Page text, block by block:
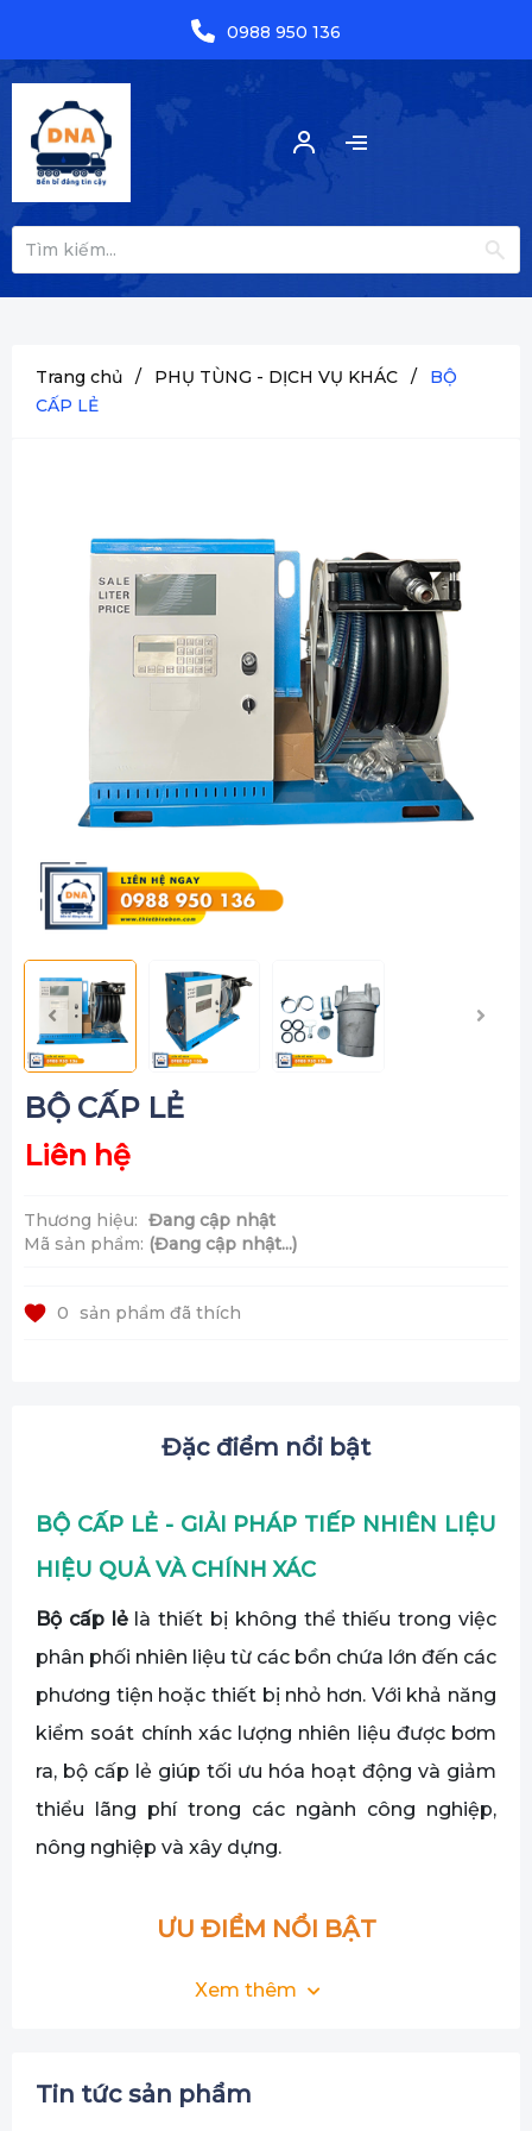
0988 950 136
Trang chủ / PHỤ TÙNG - DỊCH VỤ KHÁC /
BỘ
CẤP LẺ
BỘ CẤP LẺ
Liên hệ
Thương hiệu: Đang cập nhật
Mã sản phẩm: (Đang cập nhật...)
0 sản phẩm đã thích
Đặc điểm nổi bật
BỘ CẤP LẺ - GIẢI PHÁP TIẾP NHIÊN LIỆU
HIỆU QUẢ VÀ CHÍNH XÁC
Bộ cấp lẻlà thiết bị không thể thiếu trong việc
phân phối nhiên liệu từ các bồn chứa lớn đến các
phương tiện hoặc thiết bị nhỏ hơn. Với khả năng
kiểm soát chính xác lượng nhiên liệu được bơm
ra, bộ cấp lẻ giúp tối ưu hóa hoạt động và giảm
thiểu lãng phí trong các ngành công nghiệp,
nông nghiệp và xây dựng.
ƯU ĐIỂM NỔI BẬT
Bộ cấp lẻ hoạt động như một hệ thống bơm
tải chở nhiên liệu, thùng chứa nhỏ, máy phát
Xem thêm
Tin tức sản phẩm